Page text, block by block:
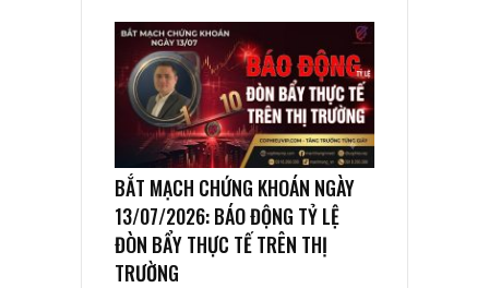
BẮT MẠCH CHỨNG KHOÁN NGÀY
13/07/2026: BÁO ĐỘNG TỶ LỆ
ĐÒN BẨY THỰC TẾ TRÊN THỊ
TRƯỜNG